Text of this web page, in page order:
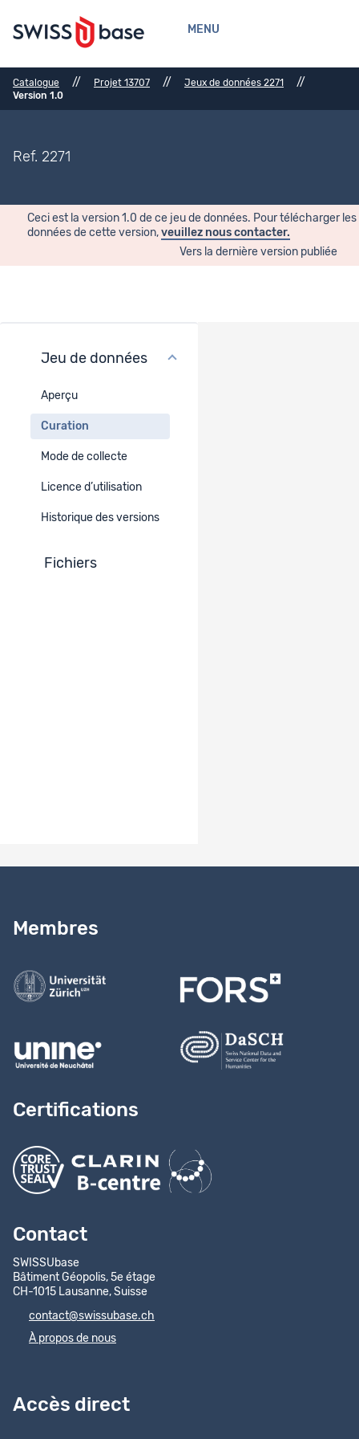
MENU
Catalogue // Projet 13707 // Jeux de données 2271 //
Version 1.0
Ref. 2271
Ceci est la version 1.0 de ce jeu de données. Pour télécharger les
données de cette version, veuillez nous contacter.
Vers la dernière version publiée
Jeu de données
Aperçu
Curation
Mode de collecte
Licence d’utilisation
Historique des versions
Fichiers
Visualisation des données
Membres
Certifications
Contact
SWISSUbase
Bâtiment Géopolis, 5e étage
CH-1015 Lausanne, Suisse
contact@swissubase.ch
À propos de nous
Accès direct